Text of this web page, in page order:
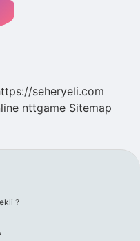
seheryeli.com
nttgame Sitemap
?